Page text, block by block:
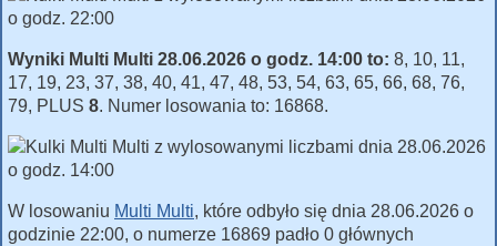
Wyniki Multi Multi 28.06.2026 o godz. 14:00 to: 8, 10, 11,
17, 19, 23, 37, 38, 40, 41, 47, 48, 53, 54, 63, 65, 66, 68, 76,
79, PLUS 8. Numer losowania to: 16868.
W losowaniu Multi Multi, które odbyło się dnia 28.06.2026 o
godzinie 22:00, o numerze 16869 padło 0 głównych